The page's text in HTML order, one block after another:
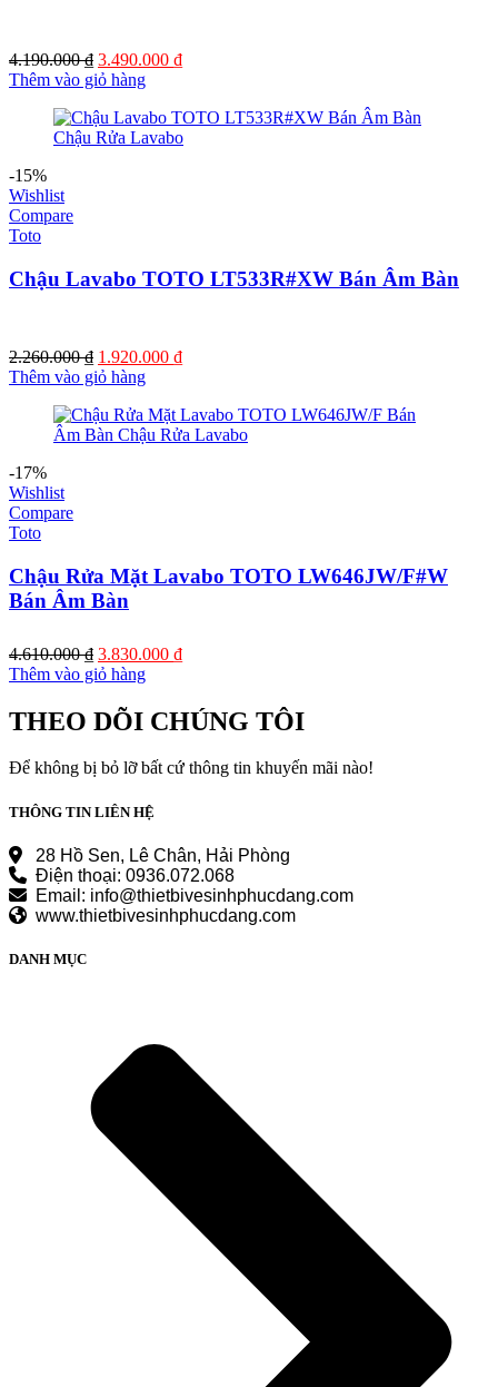
4.190.000₫ Giá
gốc
4.190.000 ₫.
3.490.000 ₫Giá
là:
3.490.000 ₫.
Thêm vào giỏ hàng
-15%
Wishlist
Compare
Toto
Chậu Lavabo TOTO LT533R#XW Bán Âm Bàn
2.260.000₫ Giá
gốc
2.260.000 ₫.
1.920.000 ₫Giá
là:
1.920.000 ₫.
Thêm vào giỏ hàng
-17%
Wishlist
Compare
Toto
Chậu Rửa Mặt Lavabo TOTO LW646JW/F#W
Bán Âm Bàn
4.610.000₫ Giá
gốc
4.610.000 ₫.
3.830.000 ₫Giá
là:
3.830.000 ₫.
Thêm vào giỏ hàng
THEO DÕI CHÚNG TÔI
Để không bị bỏ lỡ bất cứ thông tin khuyến mãi nào!
THÔNG TIN LIÊN HỆ
28 Hồ Sen, Lê Chân, Hải Phòng
Điện thoại: 0936.072.068
Email: info@thietbivesinhphucdang.com
www.thietbivesinhphucdang.com
DANH MỤC